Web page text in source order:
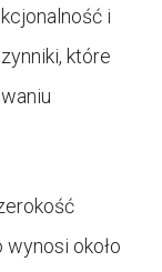
i
które
około